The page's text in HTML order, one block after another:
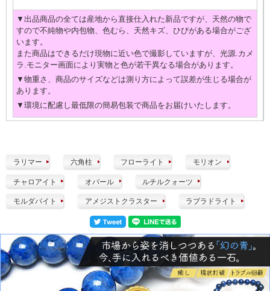
▼出品商品の全ては産地から直接仕入れた新品ですが、天然の物で
すので不純物や内包物、色むら、天然キズ、ひびがある場合がござ
います。
また商品はできるだけ現物に近い色で撮影していますが、光源.カメ
ラ.モニター画面により実物と色が若干異なる場合があります。
▼物重さ、商品のサイズなどは測り方によって誤差が生じる場合が
あります。
▼環境に配慮し最低限の簡易包装で商品をお届けいたします。
ラリマー 六角柱 フローライト モリオン
チャロアイト オパール ルチルクォーツ
モルダバイト アメジストクラスター ラブラドライト